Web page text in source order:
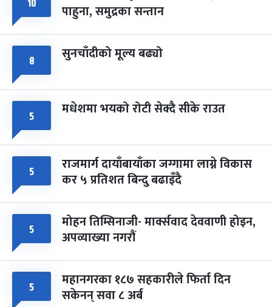
चैत्र ८, २०८३-Mar 22, 2027
१० पाहुना, समुद्रका सन्तान
८ सुनचाँदीको मूल्य बढ्यो
५ मधेशमा भयको रोटी सेक्दै सीके राउत
५ राजमार्ग दायाँबायाँका जग्गामा लाग्ने विकास
कर ५ प्रतिशत बिन्दु बढाइँदै
५ मोहन तिम्सिनाजी- मार्क्सवाद देववाणी होइन,
अपव्याख्या नगरौं
५ महानगरका १८७ सहकारीले फिर्ता दिन
सकेनन् सवा ८ अर्ब